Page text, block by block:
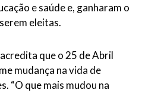
e saúde e, ganharam o
eleitas.
que o 25 de Abril
mudança na vida de
“O que mais mudou na